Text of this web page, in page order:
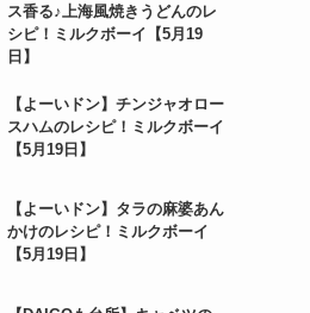
ス香る♪上海風焼きうどんのレ
シピ！ミルクボーイ【5月19
日】
【よーいドン】チンジャオロー
スハムのレシピ！ミルクボーイ
【5月19日】
【よーいドン】タラの麻婆あん
かけのレシピ！ミルクボーイ
【5月19日】